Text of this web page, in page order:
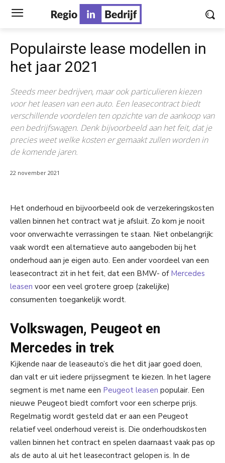
Populairste lease modellen in
het jaar 2021
Steeds meer bedrijven, maar ook particulieren kiezen
voor het leasen van een auto. Een leasecontract biedt
verschillende voordelen ten opzichte van de aankoop van
een bedrijfswagen. Denk bijvoorbeeld aan het feit, dat je
precies weet welke kosten er gemaakt zullen worden in
de komende jaren.
22 november 2021
Het onderhoud en bijvoorbeeld ook de verzekeringskosten
vallen binnen het contract wat je afsluit. Zo kom je nooit
voor onverwachte verrassingen te staan. Niet onbelangrijk:
vaak wordt een alternatieve auto aangeboden bij het
onderhoud aan je eigen auto. Een ander voordeel van een
leasecontract zit in het feit, dat een BMW- of Mercedes
leasen voor een veel grotere groep (zakelijke)
consumenten toegankelijk wordt.
Volkswagen, Peugeot en
Mercedes in trek
Kijkende naar de leaseauto’s die het dit jaar goed doen,
dan valt er uit iedere prijssegment te kiezen. In het lagere
segment is met name een Peugeot leasen populair. Een
nieuwe Peugeot biedt comfort voor een scherpe prijs.
Regelmatig wordt gesteld dat er aan een Peugeot
relatief veel onderhoud vereist is. Die onderhoudskosten
vallen binnen het contract en spelen daarnaast vaak pas op
als de auto al uit het leasecontract gelopen is. In de